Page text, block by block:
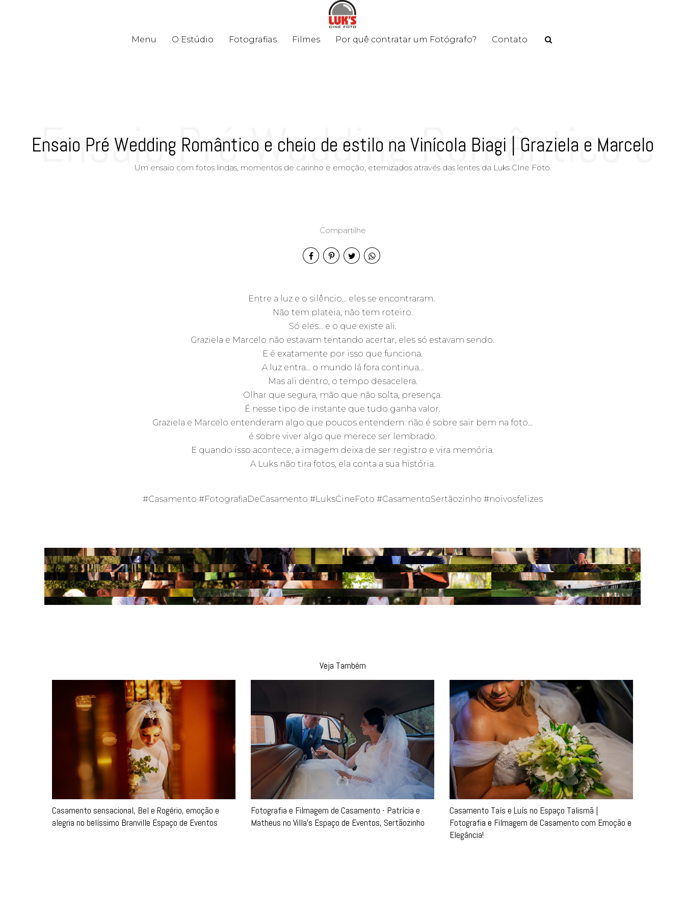
Menu O Estúdio Fotografias Filmes Por quê contratar um Fotógrafo? Contato
Por quê contratar um Fotógrafo?
Ensaio Pré Wedding Romântico e cheio de estilo na Vinícola Biagi | Graziela e Marcelo
Ensaio Pré Wedding Romântico e
Graziela e Marcelo
Um ensaio com fotos lindas, momentos de carinho e emoção, eternizados através das lentes da Luks CIne Foto.
Compartilhe
Entre a luz e o silêncio… eles se encontraram.
Não tem plateia, não tem roteiro.
Só eles… e o que existe ali.
Graziela e Marcelo não estavam tentando acertar, e les só estavam sendo.
E é exatamente por isso que funciona.
A luz entra… o mundo lá fora continua…
Mas ali dentro, o tempo desacelera.
Olhar que segura, mão que não solta, presença.
É nesse tipo de instante que tudo ganha valor.
Graziela e Marcelo entenderam algo que poucos entendem: não é sobre sair bem na foto…
é sobre viver algo que merece ser lembrado.
E quando isso acontece, a imagem deixa de ser registro e vira memória.
A Luks não tira fotos, ela conta a sua história.
#Casamento #FotografiaDeCasamento #LuksCineFoto #CasamentoSertãozinho #noivosfelizes
Veja Também
Casamento sensacional, Bel e Rogério, emoção e
alegria no belíssimo Branville Espaço de Eventos
Fotografia e Filmagem de Casamento - Patrícia e
Matheus no Villa's Espaço de Eventos, Sertãozinho
Casamento Taís e Luís no Espaço Talismã |
Fotografia e Filmagem de Casamento com Emoção e
Elegância!